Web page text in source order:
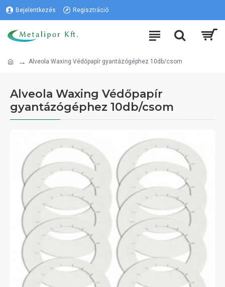
Bejelentkezés Regisztráció
Alveola Waxing Védőpapír gyantázógéphez 10db/csom
Alveola Waxing Védőpapír
gyantázógéphez 10db/csom